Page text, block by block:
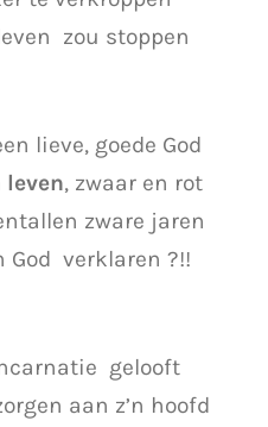
zou stoppen
lieve, goede God
leven, zwaar en rot
zware jaren
God verklaren ?!!
gelooft
aan z’n hoofd